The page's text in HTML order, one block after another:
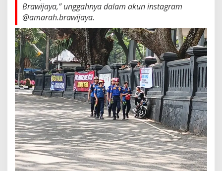
Brawijaya,” unggahnya dalam akun instagram
@amarah.brawijaya.